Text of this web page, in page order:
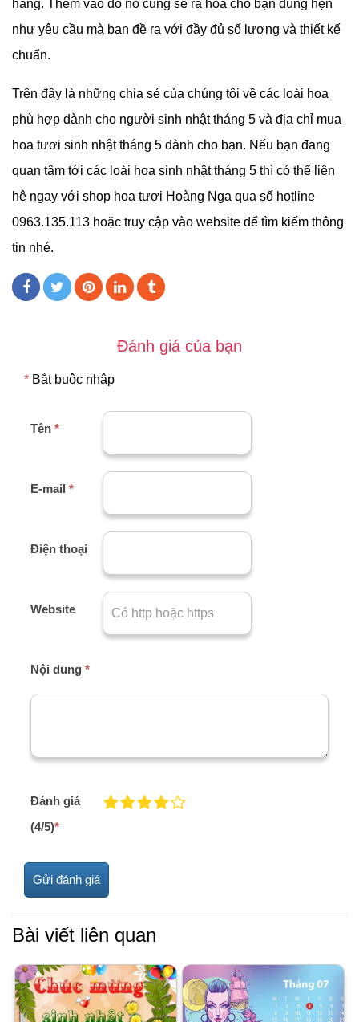
hàng. Thêm vào đó nó cũng sẽ ra hoa cho bạn đúng hẹn
như yêu cầu mà bạn đề ra với đầy đủ số lượng và thiết kế
chuẩn.
Trên đây là những chia sẻ của chúng tôi về các loài hoa
phù hợp dành cho người sinh nhật tháng 5 và địa chỉ mua
hoa tươi sinh nhật tháng 5 dành cho bạn. Nếu bạn đang
quan tâm tới các loài hoa sinh nhật tháng 5 thì có thể liên
hệ ngay với shop hoa tươi Hoàng Nga qua số hotline
0963.135.113 hoặc truy cập vào website để tìm kiếm thông
tin nhé.
Đánh giá của bạn
* Bắt buộc nhập
Tên *
E-mail *
Điện thoại
Website
Nội dung *
Đánh giá
(4/5)*
Bài viết liên quan